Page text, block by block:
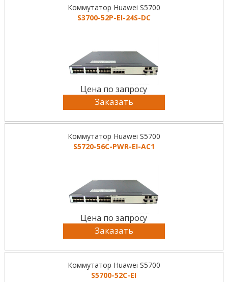
Коммутатор Huawei S5700
S3700-52P-EI-24S-DC
Цена по запросу
Заказать
Коммутатор Huawei S5700
S5720-56C-PWR-EI-AC1
Цена по запросу
Заказать
Коммутатор Huawei S5700
S5700-52C-EI